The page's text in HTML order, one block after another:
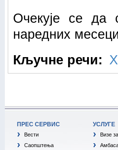
Очекује се да
наредних
Кључне речи:
ПРЕС СЕРВИС
Вести
Саопштења
УСЛУГЕ
Визе